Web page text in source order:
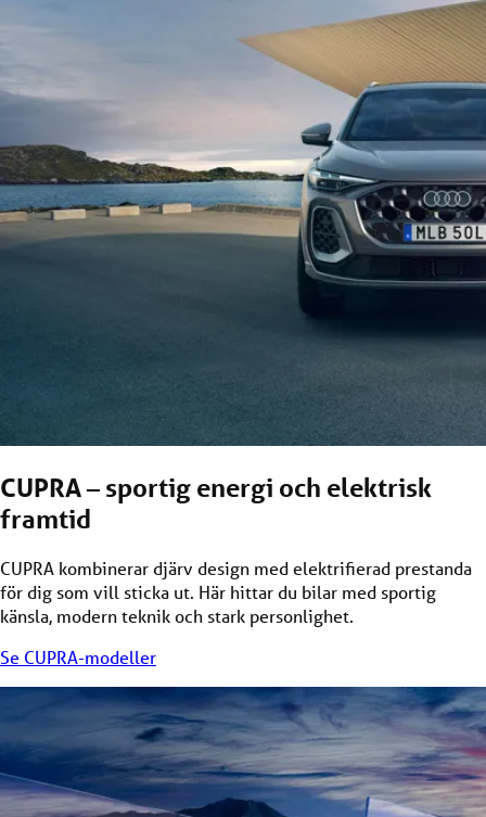
CUPRA – sportig energi och elektrisk
framtid
CUPRA kombinerar djärv design med elektrifierad prestanda
för dig som vill sticka ut. Här hittar du bilar med sportig
känsla, modern teknik och stark personlighet.
Se CUPRA-modeller